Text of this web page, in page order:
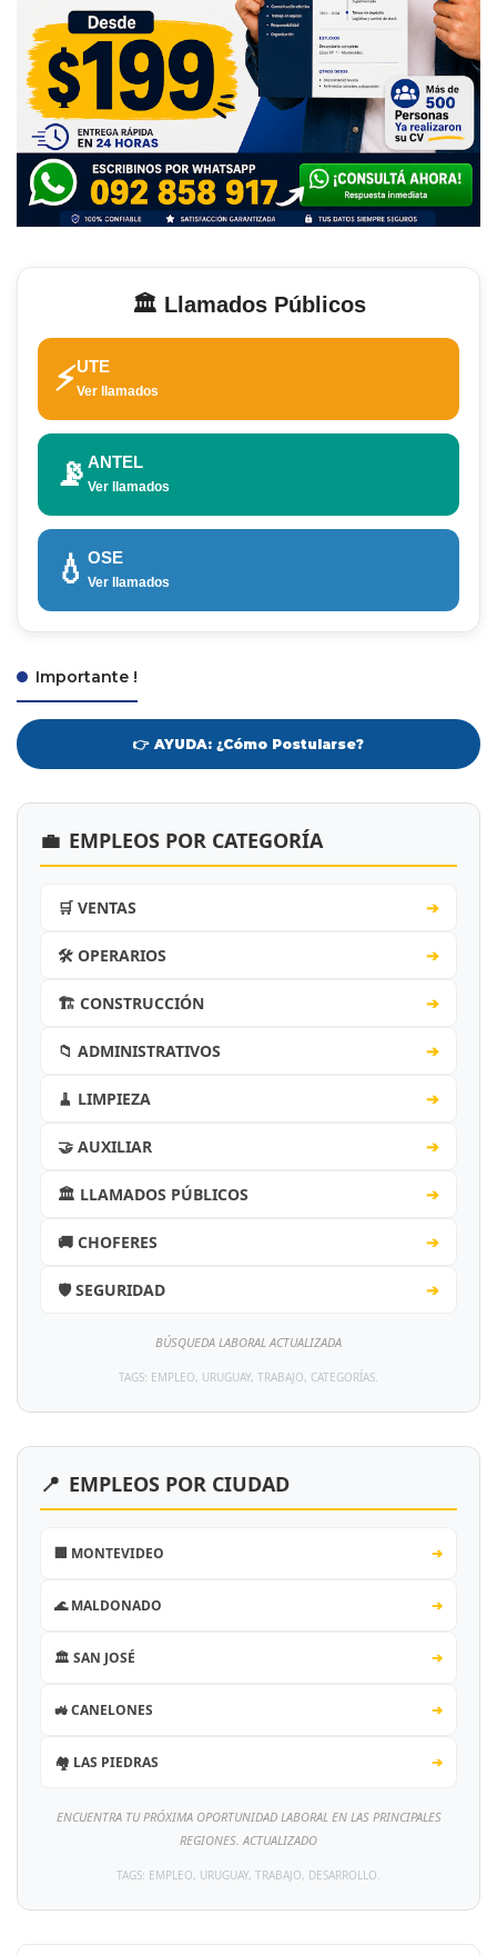
🏛️ Llamados Públicos
⚡UTE
Ver llamados
📡 ANTEL
Ver llamados
💧 OSE
Ver llamados
Importante !
👉 AYUDA: ¿Cómo Postularse?
💼 EMPLEOS POR CATEGORÍA
🛒 VENTAS ➔
🛠️ OPERARIOS ➔
🏗️ CONSTRUCCIÓN ➔
📁 ADMINISTRATIVOS ➔
🧹 LIMPIEZA ➔
🤝 AUXILIAR ➔
🏛️ LLAMADOS PÚBLICOS ➔
🚚 CHOFERES ➔
🛡️ SEGURIDAD ➔
BÚSQUEDA LABORAL ACTUALIZADA
TAGS: EMPLEO, URUGUAY, TRABAJO, CATEGORÍAS.
📍 EMPLEOS POR CIUDAD
🏢 MONTEVIDEO ➔
🌊 MALDONADO ➔
🏛️ SAN JOSÉ ➔
🚜 CANELONES ➔
🏘️ LAS PIEDRAS ➔
ENCUENTRA TU PRÓXIMA OPORTUNIDAD LABORAL EN LAS PRINCIPALES
REGIONES. ACTUALIZADO
TAGS: EMPLEO, URUGUAY, TRABAJO, DESARROLLO.